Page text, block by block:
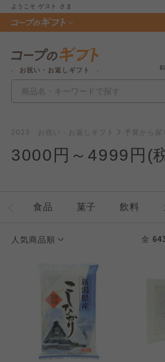
ようこそ ゲスト さま
お祝い・お返しギフト
2023 お祝い・お返しギフト 予算から探
3000円～4999円(
食品 菓子 飲料
人気商品順 全